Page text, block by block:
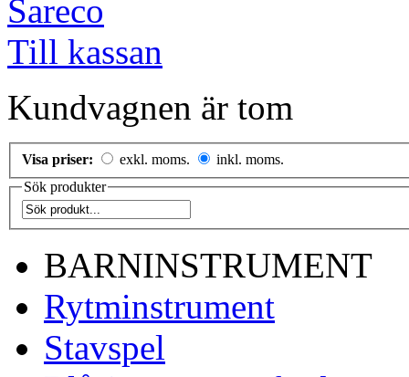
Till kassan
Kundvagnen är tom
Visa priser: exkl. moms.
inkl. moms.
Sök produkter
BARNINSTRUMENT
Rytminstrument
Stavspel